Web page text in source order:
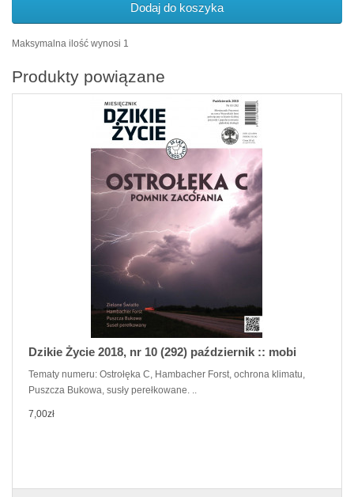
Dodaj do koszyka
Maksymalna ilość wynosi 1
Produkty powiązane
Dzikie Życie 2018, nr 10 (292) październik :: mobi
Tematy numeru: Ostrołęka C, Hambacher Forst, ochrona klimatu,
Puszcza Bukowa, susły perełkowane. ..
7,00zł